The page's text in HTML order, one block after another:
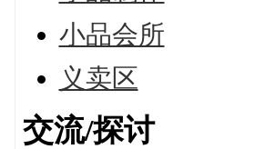
小品会所
义卖区
交流/探讨